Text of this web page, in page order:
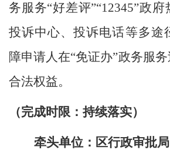
务服务“好差评”“12345”政府
投诉中心、投诉电话等多途
障申请人在“免证办”政务服务
合法权益。
（完成时限： 持续落实）
牵头单位：区行政审批局